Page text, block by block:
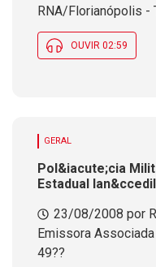
RNA/Florianópolis -
OUVIR 02:59
GERAL
Pol&iacute;cia
Estadual
Tr&acirc;nsito
23/08/2008 por
Emissora
49??